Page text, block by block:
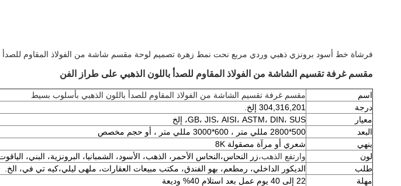
فرشاة خط أسود برونزي ذهبي وردي مربع نحت نمط زهرة تصميم لوحة مقسم شاشة من الفولاذ المقاوم للصدأ
مقسم غرفة تقسيم الشاشة من الفولاذ المقاوم للصدأ باللون الذهبي على طراز الفن
اسم
مقسم غرفة تقسيم الشاشة من الفولاذ المقاوم للصدأ باللون الذهبي بأسلوب بسيط
درجة
304,316,201 إلخ.
معيار
GB، JIS، AISI، ASTM، DIN، SUS، إلخ
البعد
500*2800 مللي متر ، 600*3000 مللي متر ، أو حجم مخصص
ينهي
شعري أو مرآة مصقولة 8K
لون
وارتفع الذهب،زر النحاس،النحاس الأحمر، الذهب، الأسود، الشمبانيا، البرونزية، البني،
طلب
الديكور الداخلي، ر مطعم، بهو الفندق، مكتب مبيعات العقارات، ملهى ليلي،كيه تي في، الخ.
مهلة
22 إلى 40 يوم عمل بعد استلام 40% وديعة